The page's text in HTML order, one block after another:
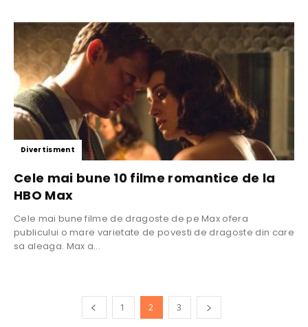
Divertisment
Cele mai bune 10 filme romantice de la
HBO Max
Cele mai bune filme de dragoste de pe Max ofera
publicului o mare varietate de povesti de dragoste din care
sa aleaga. Max a...
1 2 3